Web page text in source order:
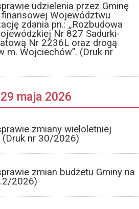
udzielenia przez Gminę
Województwu
zdania pn.: „Rozbudowa
Nr 827 Sadurki-
Nr 2236L oraz drogą
m. Wojciechów”. (Druk nr
maja 2026
zmiany wieloletniej
nr 30/2026)
zmian budżetu Gminy na
2026)